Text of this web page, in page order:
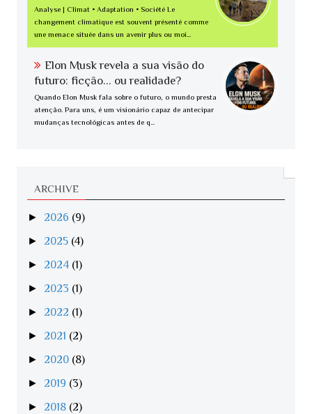
Analyse | Climat • Adaptation • Société Le
changement climatique est souvent présenté comme
une menace située dans un avenir plus ou moi...
Elon Musk revela a sua visão do
futuro: ficção... ou realidade?
Quando Elon Musk fala sobre o futuro, o mundo presta
atenção. Para uns, é um visionário capaz de antecipar
mudanças tecnológicas antes de q...
ARCHIVE
► 2026 (9)
► 2025 (4)
► 2024 (1)
► 2023 (1)
► 2022 (1)
► 2021 (2)
► 2020 (8)
► 2019 (3)
► 2018 (2)